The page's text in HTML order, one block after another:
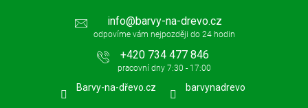
info@barvy-na-drevo.cz
+420 734 477 846
Barvy-na-dřevo.cz barvynadrevo